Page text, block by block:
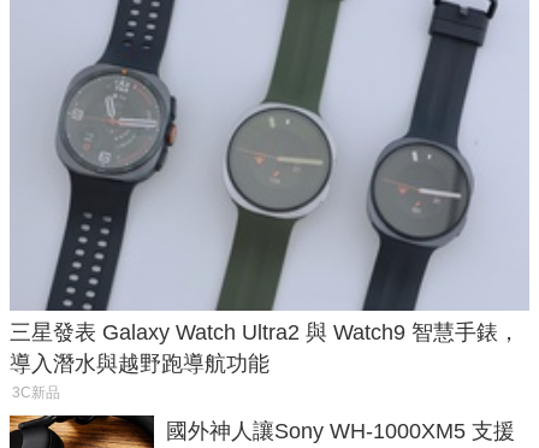
三星發表 Galaxy Watch Ultra2 與 Watch9 智慧手錶，
導入潛水與越野跑導航功能
3C新品
國外神人讓Sony WH-1000XM5 支援